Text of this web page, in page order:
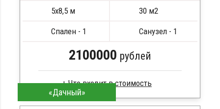
Метизы, саморезы, гвозди
ПОДРОБНЕЕ
5х8,5 м 30 м2
Спален - 1 Санузел - 1
2100000 рублей
Клееный брус
«Дачный»